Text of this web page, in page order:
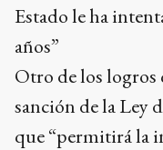
Estado le ha
años”
Otro de los
sanción de la Ley
que “permitirá la